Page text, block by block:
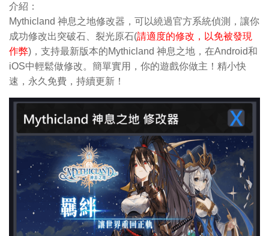
介紹：
Mythicland 神息之地修改器，可以繞過官方系統偵測，讓你
成功修改出突破石、裂光原石(請適度的修改，以免被發現
作弊)，支持最新版本的Mythicland 神息之地，在Android和
iOS中輕鬆做修改。簡單實用，你的遊戲你做主！精小快
速，永久免費，持續更新！